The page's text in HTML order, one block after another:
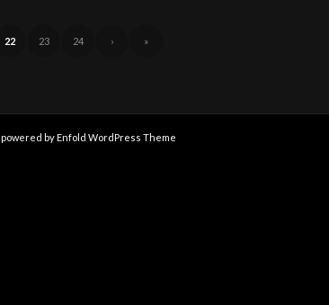
22 23 24 › »
powered by Enfold WordPress Theme